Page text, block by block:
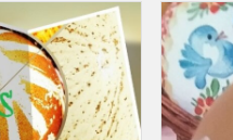
MŪSŲ
VELYKOS!